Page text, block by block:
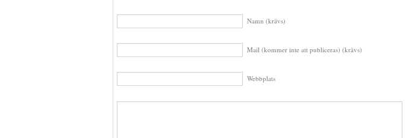
Namn (krävs)
Mail (kommer inte att publiceras) (krävs)
Webbplats